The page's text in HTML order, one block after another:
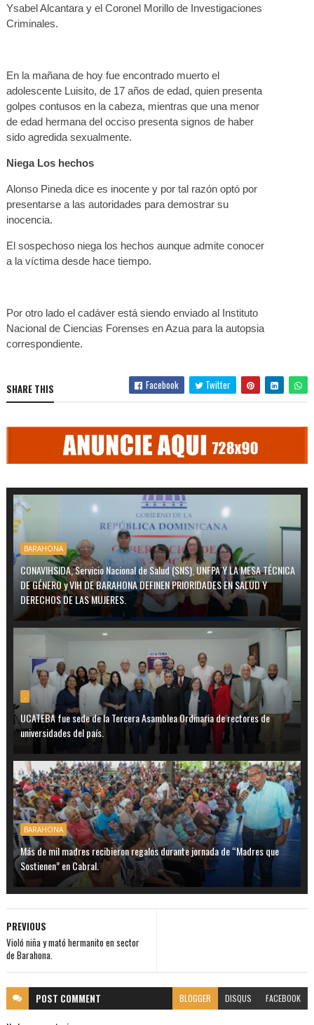
Ysabel Alcantara y el Coronel Morillo de Investigaciones
Criminales.
En la mañana de hoy fue encontrado muerto el
adolescente Luisito, de 17 años de edad, quien presenta
golpes contusos en la cabeza, mientras que una menor
de edad hermana del occiso presenta signos de haber
sido agredida sexualmente.
Niega Los hechos
Alonso Pineda dice es inocente y por tal razón optó por
presentarse a las autoridades para demostrar su
inocencia.
El sospechoso niega los hechos aunque admite conocer
a la víctima desde hace tiempo.
Por otro lado el cadáver está siendo enviado al Instituto
Nacional de Ciencias Forenses en Azua para la autopsia
correspondiente.
SHARE THIS Facebook Twitter
BARAHONA
CONAVIHSIDA, Servicio Nacional de Salud (SNS), UNFPA Y LA MESA TÉCNICA
DE GÉNERO y VIH DE BARAHONA DEFINEN PRIORIDADES EN SALUD Y
DERECHOS DE LAS MUJERES.
.
UCATEBA fue sede de la Tercera Asamblea Ordinaria de rectores de
universidades del país.
BARAHONA
Más de mil madres recibieron regalos durante jornada de “Madres que
Sostienen” en Cabral.
PREVIOUS
Violó niña y mató hermanito en sector
de Barahona.
POST COMMENT BLOGGER DISQUS FACEBOOK